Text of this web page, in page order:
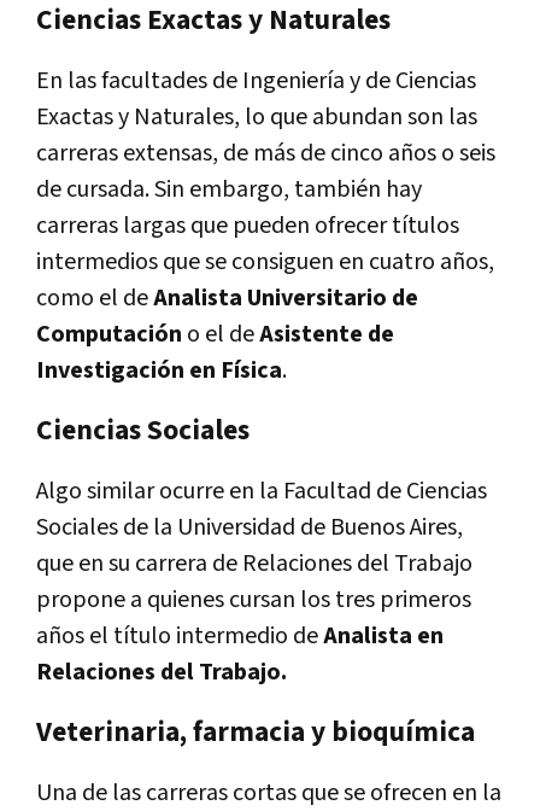
Ciencias Exactas y Naturales
En las facultades de Ingeniería y de Ciencias
Exactas y Naturales, lo que abundan son las
carreras extensas, de más de cinco años o seis
de cursada. Sin embargo, también hay
carreras largas que pueden ofrecer títulos
intermedios que se consiguen en cuatro años,
como el deAnalista Universitario de
Computación o el deAsistente de
Investigación en Física.
Ciencias Sociales
Algo similar ocurre en la Facultad de Ciencias
Sociales de la Universidad de Buenos Aires,
que en su carrera de Relaciones del Trabajo
propone a quienes cursan los tres primeros
años el título intermedio deAnalista en
Relaciones del Trabajo.
Veterinaria, farmacia y bioquímica
Una de las carreras cortas que se ofrecen en la